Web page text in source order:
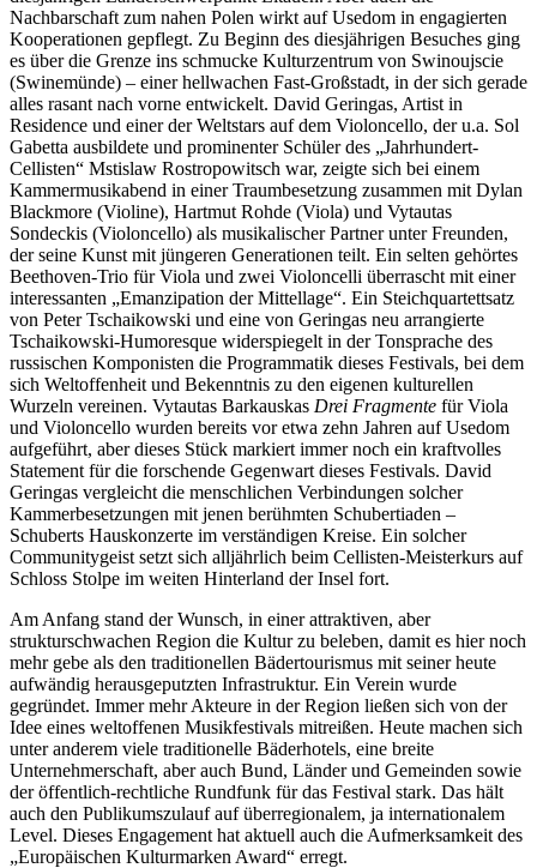
Nachbarschaft zum nahen Polen wirkt auf Usedom in engagierten
Kooperationen gepflegt. Zu Beginn des diesjährigen Besuches ging
es über die Grenze ins schmucke Kulturzentrum von Swinoujscie
(Swinemünde) – einer hellwachen Fast-Großstadt, in der sich gerade
alles rasant nach vorne entwickelt. David Geringas, Artist in
Residence und einer der Weltstars auf dem Violoncello, der u.a. Sol
Gabetta ausbildete und prominenter Schüler des „Jahrhundert-
Cellisten“ Mstislaw Rostropowitsch war, zeigte sich bei einem
Kammermusikabend in einer Traumbesetzung zusammen mit Dylan
Blackmore (Violine), Hartmut Rohde (Viola) und Vytautas
Sondeckis (Violoncello) als musikalischer Partner unter Freunden,
der seine Kunst mit jüngeren Generationen teilt. Ein selten gehörtes
Beethoven-Trio für Viola und zwei Violoncelli überrascht mit einer
interessanten „Emanzipation der Mittellage“. Ein Steichquartettsatz
von Peter Tschaikowski und eine von Geringas neu arrangierte
Tschaikowski-Humoresque widerspiegelt in der Tonsprache des
russischen Komponisten die Programmatik dieses Festivals, bei dem
sich Weltoffenheit und Bekenntnis zu den eigenen kulturellen
Wurzeln vereinen. Vytautas Barkauskas Drei Fragmente für Viola
und Violoncello wurden bereits vor etwa zehn Jahren auf Usedom
aufgeführt, aber dieses Stück markiert immer noch ein kraftvolles
Statement für die forschende Gegenwart dieses Festivals. David
Geringas vergleicht die menschlichen Verbindungen solcher
Kammerbesetzungen mit jenen berühmten Schubertiaden –
Schuberts Hauskonzerte im verständigen Kreise. Ein solcher
Communitygeist setzt sich alljährlich beim Cellisten-Meisterkurs auf
Schloss Stolpe im weiten Hinterland der Insel fort.
Am Anfang stand der Wunsch, in einer attraktiven, aber
strukturschwachen Region die Kultur zu beleben, damit es hier noch
mehr gebe als den traditionellen Bädertourismus mit seiner heute
aufwändig herausgeputzten Infrastruktur. Ein Verein wurde
gegründet. Immer mehr Akteure in der Region ließen sich von der
Idee eines weltoffenen Musikfestivals mitreißen. Heute machen sich
unter anderem viele traditionelle Bäderhotels, eine breite
Unternehmerschaft, aber auch Bund, Länder und Gemeinden sowie
der öffentlich-rechtliche Rundfunk für das Festival stark. Das hält
auch den Publikumszulauf auf überregionalem, ja internationalem
Level. Dieses Engagement hat aktuell auch die Aufmerksamkeit des
„Europäischen Kulturmarken Award“ erregt.